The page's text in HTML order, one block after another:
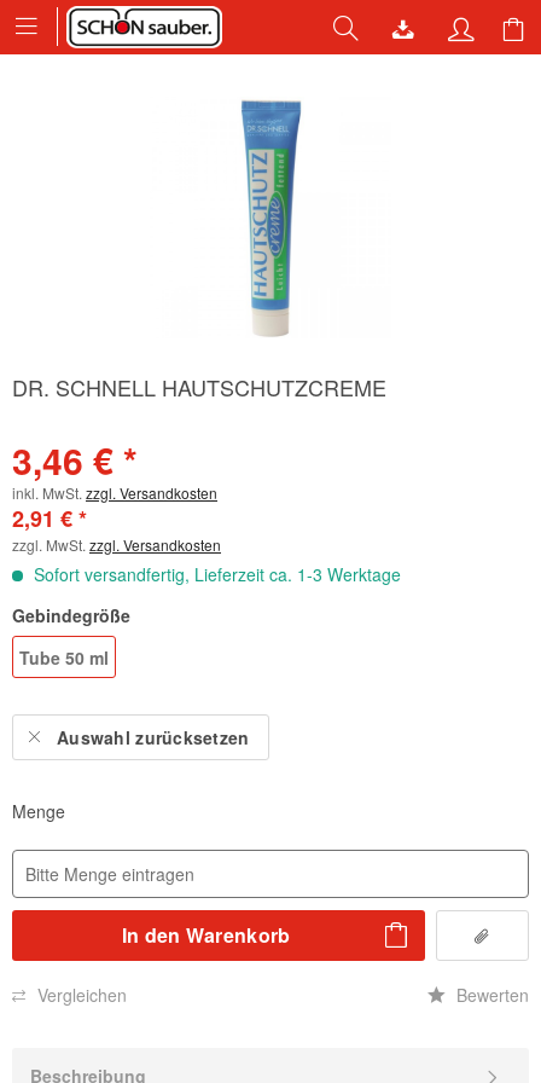
DR. SCHNELL HAUTSCHUTZCREME
3,46 € *
inkl. MwSt. zzgl. Versandkosten
2,91 € *
zzgl. MwSt. zzgl. Versandkosten
Sofort versandfertig, Lieferzeit ca. 1-3 Werktage
Gebindegröße
Tube 50 ml
Auswahl zurücksetzen
Menge
In den Warenkorb
Vergleichen Bewerten
Beschreibung